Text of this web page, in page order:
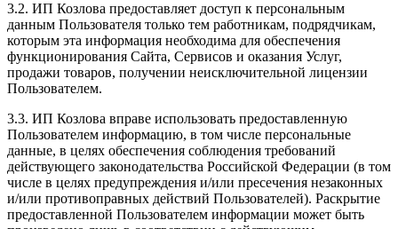
3.2. ИП Козлова предоставляет доступ к персональным
данным Пользователя только тем работникам, подрядчикам,
которым эта информация необходима для обеспечения
функционирования Сайта, Сервисов и оказания Услуг,
продажи товаров, получении неисключительной лицензии
Пользователем.
3.3. ИП Козлова вправе использовать предоставленную
Пользователем информацию, в том числе персональные
данные, в целях обеспечения соблюдения требований
действующего законодательства Российской Федерации (в том
числе в целях предупреждения и/или пресечения незаконных
и/или противоправных действий Пользователей). Раскрытие
предоставленной Пользователем информации может быть